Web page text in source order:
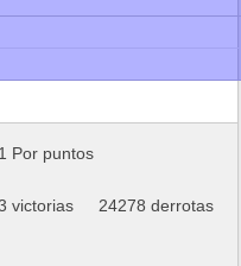
Por puntos
victorias 24278 derrotas